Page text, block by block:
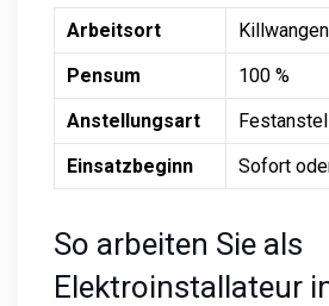
Arbeitsort
Pensum
100 %
Anstellungsart
Einsatzbeginn
Sofort
So arbeiten Sie als
Elektroinstallateur